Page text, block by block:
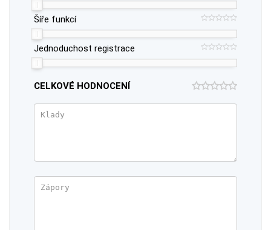
Šíře funkcí
Jednoduchost registrace
CELKOVÉ HODNOCENÍ